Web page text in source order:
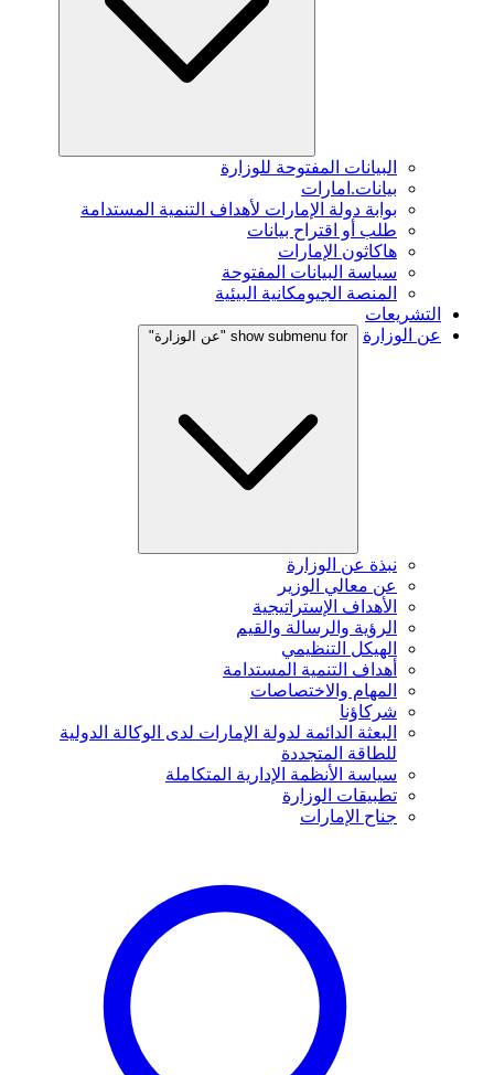
البيانات المفتوحة للوزارة
بيانات.امارات
بوابة دولة الإمارات لأهداف التنمية المستدامة
طلب أو اقتراح بيانات
هاكاثون الإمارات
سياسة البيانات المفتوحة
المنصة الجيومكانية البيئية
التشريعات
عن الوزارة
show submenu for "عن الوزارة"
نبذة عن الوزارة
عن معالي الوزير
الأهداف الإستراتيجية
الرؤية والرسالة والقيم
الهيكل التنظيمي
أهداف التنمية المستدامة
المهام والاختصاصات
شركاؤنا
البعثة الدائمة لدولة الإمارات لدى الوكالة الدولية
للطاقة المتجددة
سياسة الأنظمة الإدارية المتكاملة
تطبيقات الوزارة
جناح الإمارات